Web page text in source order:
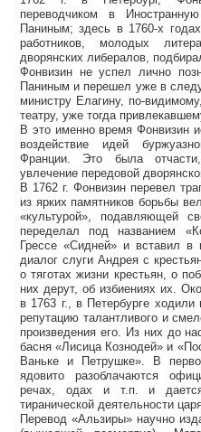
переводчиком в
Паниным; здесь в 1760-х
работников, молодых
дворянских либералов,
Фонвизин не успел лично
Паниным и перешел уже в
министру Елагину, по-
театру, уже тогда
В это именно время Фонвизин
воздействие идей
Франции. Это была
увлечение передовой
В 1762 г. Фонвизин перевел
из ярких памятников борьбы
«культурой», подавляющей
переделал под названием
Грессе «Сидней» и вставил в
диалог слуги Андрея с
о тяготах жизни крестьян, о
них дерут, об избиениях их.
в 1763 г., в Петербурге
репутацию талантливого и
произведения его. Из них до
басня «Лисица Кознодей» и
Ваньке и Петрушке». В
ядовито разоблачаются
речах, одах и т.п. и дается
тиранической деятельности
Перевод «Альзиры» научно